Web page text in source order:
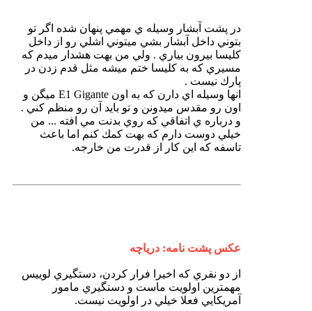
در پشت آبشار وسيله ي مهمي پنهان شده اگر تو
بتوني داخل آبشار بشي ميتوني اشلي رو از داخل
كليسا بيرون بياري . ولي من بهت هشدار ميدم كه
مسيري كه به كليسا ختم ميشه مثل قدم زدن در
پارك نيست .
انها وسيله اي دارن كه به اون E1 Gigante ميگن و
اون رو مقدس ميدونن و تو بايد آن رو منظم كني .
و درباره ي اتفاقي كه روي بدنت مي افته ... من
خيلي دوست دارم كه بهت كمك كنم اما باعث
تاسفه كه اين كار از قدرت من خارجه.
عكس پشت نامه: درياچه
از دو نفري كه اخيرا فرار كردن، دستگيري لوييس
مهمترين اولويت ماست و دستگيري مامور
آمريكايي فعلا خيلي در اولويت نيست.